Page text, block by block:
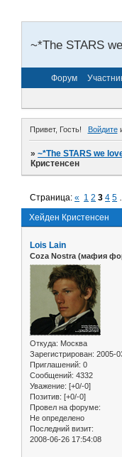
~*The STARS
Форум
Привет, Гость! Войдите
»~*The STARS we
Кристенсен
Хейден Кристенсен
Страница:« 1 2 3 4 5
Lois Lain
Coza Nostra (мафия
Откуда: Москва
Зарегистрирован: 2005-
Приглашений: 0
Сообщений: 4332
Уважение: [+0/-0]
Позитив: [+0/-0]
Провел на форуме:
Не определено
Последний визит:
2008-06-26 17:54:08